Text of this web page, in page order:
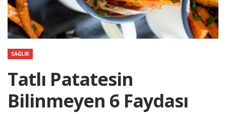
SAĞLIK
Tatlı Patatesin
Bilinmeyen 6 Faydası